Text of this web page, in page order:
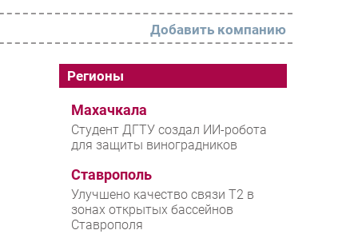
РАЗДЕЛЫ
Новости
Аналитика
Мероприятия
Проекты
Добавить компанию
Регионы
Махачкала
Студент ДГТУ создал ИИ-робота
для защиты виноградников
Ставрополь
Улучшено качество связи T2 в
зонах открытых бассейнов
Ставрополя